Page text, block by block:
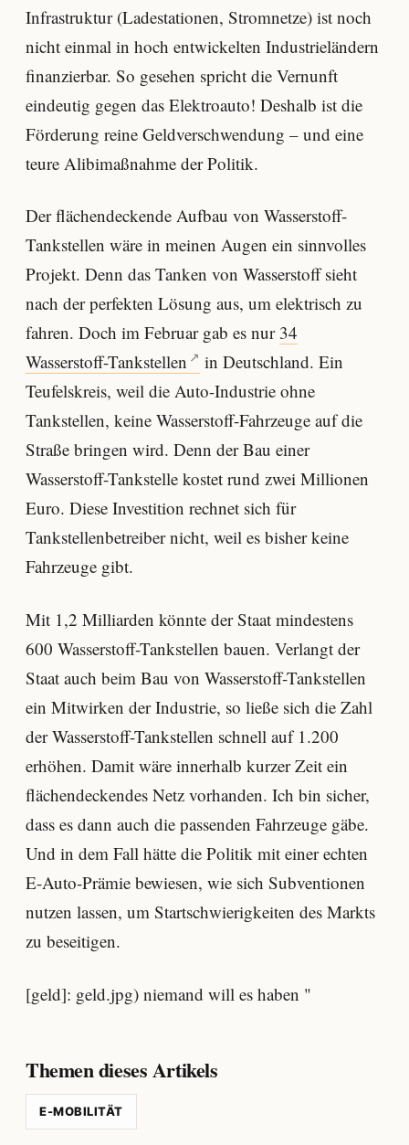
Infrastruktur (Ladestationen, Stromnetze) ist noch
nicht einmal in hoch entwickelten Industrieländern
finanzierbar. So gesehen spricht die Vernunft
eindeutig gegen das Elektroauto! Deshalb ist die
Förderung reine Geldverschwendung – und eine
teure Alibimaßnahme der Politik.
Der flächendeckende Aufbau von Wasserstoff-
Tankstellen wäre in meinen Augen ein sinnvolles
Projekt. Denn das Tanken von Wasserstoff sieht
nach der perfekten Lösung aus, um elektrisch zu
fahren. Doch im Februar gab es nur 34
Wasserstoff-Tankstellen
in Deutschland. Ein
Teufelskreis, weil die Auto-Industrie ohne
Tankstellen, keine Wasserstoff-Fahrzeuge auf die
Straße bringen wird. Denn der Bau einer
Wasserstoff-Tankstelle kostet rund zwei Millionen
Euro. Diese Investition rechnet sich für
Tankstellenbetreiber nicht, weil es bisher keine
Fahrzeuge gibt.
Mit 1,2 Milliarden könnte der Staat mindestens
600 Wasserstoff-Tankstellen bauen. Verlangt der
Staat auch beim Bau von Wasserstoff-Tankstellen
ein Mitwirken der Industrie, so ließe sich die Zahl
der Wasserstoff-Tankstellen schnell auf 1.200
erhöhen. Damit wäre innerhalb kurzer Zeit ein
flächendeckendes Netz vorhanden. Ich bin sicher,
dass es dann auch die passenden Fahrzeuge gäbe.
Und in dem Fall hätte die Politik mit einer echten
E-Auto-Prämie bewiesen, wie sich Subventionen
nutzen lassen, um Startschwierigkeiten des Markts
zu beseitigen.
[geld]: geld.jpg) niemand will es haben "
Themen dieses Artikels
E-MOBILITÄT